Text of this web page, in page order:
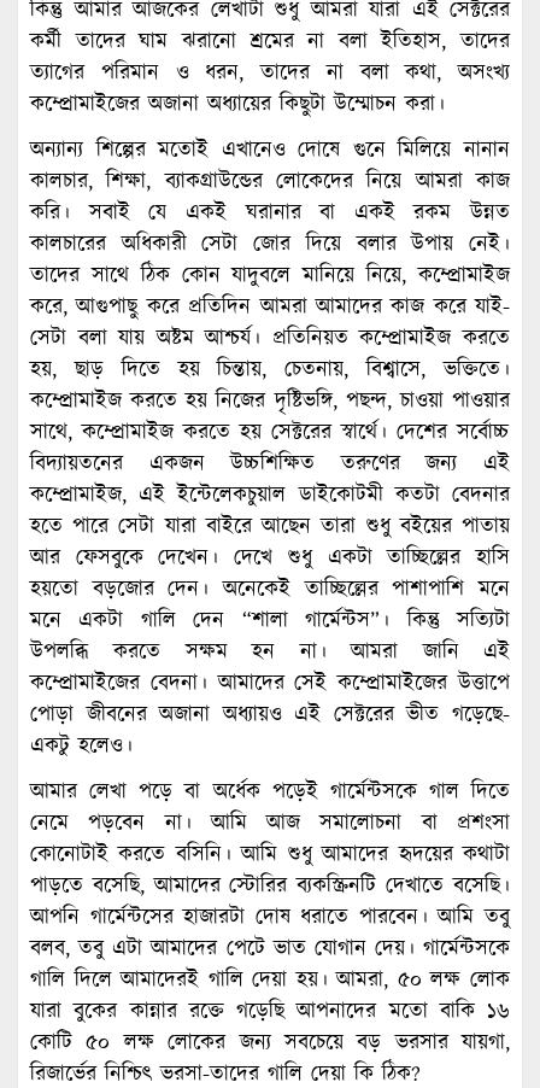
কিন্তু আমার আজকের লেখাটা শুধু আমরা যারা এই সেক্টরের
কর্মী তাদের ঘাম ঝরানো শ্রমের না বলা ইতিহাস, তাদের
ত্যাগের পরিমান ও ধরন, তাদের না বলা কথা, অসংখ্য
কম্প্রোমাইজের অজানা অধ্যায়ের কিছুটা উম্মোচন করা।
অন্যান্য শিল্পের মতোই এখানেও দোষে গুনে মিলিয়ে নানান
কালচার, শিক্ষা, ব্যাকগ্রাউন্ডের লোকেদের নিয়ে আমরা কাজ
করি। সবাই যে একই ঘরানার বা একই রকম উন্নত
কালচারের অধিকারী সেটা জোর দিয়ে বলার উপায় নেই।
তাদের সাথে ঠিক কোন যাদুবলে মানিয়ে নিয়ে, কম্প্রোমাইজ
করে, আগুপাছু করে প্রতিদিন আমরা আমাদের কাজ করে যাই-
সেটা বলা যায় অষ্টম আশ্চর্য। প্রতিনিয়ত কম্প্রোমাইজ করতে
হয়, ছাড় দিতে হয় চিন্তায়, চেতনায়, বিশ্বাসে, ভক্তিতে।
কম্প্রোমাইজ করতে হয় নিজের দৃষ্টিভঙ্গি, পছন্দ, চাওয়া পাওয়ার
সাথে, কম্প্রোমাইজ করতে হয় সেক্টরের স্বার্থে। দেশের সর্বোচ্চ
বিদ্যায়তনের একজন উচ্চশিক্ষিত তরুণের জন্য এই
কম্প্রোমাইজ, এই ইন্টেলেকচুয়াল ডাইকোটমী কতটা বেদনার
হতে পারে সেটা যারা বাইরে আছেন তারা শুধু বইয়ের পাতায়
আর ফেসবুকে দেখেন। দেখে শুধু একটা তাচ্ছিল্লের হাসি
হয়তো বড়জোর দেন। অনেকেই তাচ্ছিল্লের পাশাপাশি মনে
মনে একটা গালি দেন “শালা গার্মেন্টস”। কিন্তু সত্যিটা
উপলব্ধি করতে সক্ষম হন না। আমরা জানি এই
কম্প্রোমাইজের বেদনা। আমাদের সেই কম্প্রোমাইজের উত্তাপে
পোড়া জীবনের অজানা অধ্যায়ও এই সেক্টরের ভীত গড়েছে-
একটু হলেও।
আমার লেখা পড়ে বা অর্ধেক পড়েই গার্মেন্টসকে গাল দিতে
নেমে পড়বেন না। আমি আজ সমালোচনা বা প্রশংসা
কোনোটাই করতে বসিনি। আমি শুধু আমাদের হৃদয়ের কথাটা
পাড়তে বসেছি, আমাদের স্টোরির ব্যকস্ক্রিনটি দেখাতে বসেছি।
আপনি গার্মেন্টসের হাজারটা দোষ ধরাতে পারবেন। আমি তবু
বলব, তবু এটা আমাদের পেটে ভাত যোগান দেয়। গার্মেন্টসকে
গালি দিলে আমাদেরই গালি দেয়া হয়। আমরা, ৫০ লক্ষ লোক
যারা বুকের কান্নার রক্তে গড়েছি আপনাদের মতো বাকি ১৬
কোটি ৫০ লক্ষ লোকের জন্য সবচেয়ে বড় ভরসার যায়গা,
রিজার্ভের নিশ্চিৎ ভরসা-তাদের গালি দেয়া কি ঠিক?